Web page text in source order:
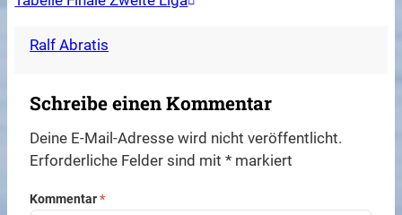
Ralf Abratis
Schreibe einen Kommentar
Deine E-Mail-Adresse wird nicht veröffentlicht.
Erforderliche Felder sind mit* markiert
Kommentar*